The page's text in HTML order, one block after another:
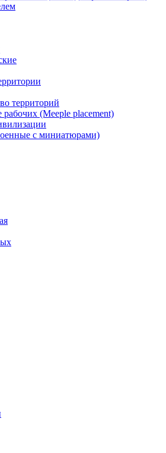
территорий
(Meeple placement)
с миниатюрами)